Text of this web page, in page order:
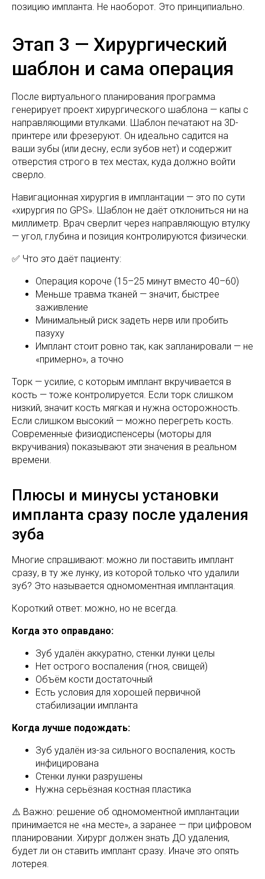
позицию импланта. Не наоборот. Это принципиально.
Этап 3 — Хирургический
шаблон и сама операция
После виртуального планирования программа
генерирует проект хирургического шаблона — капы с
направляющими втулками. Шаблон печатают на 3D-
принтере или фрезеруют. Он идеально садится на
ваши зубы (или десну, если зубов нет) и содержит
отверстия строго в тех местах, куда должно войти
сверло.
Навигационная хирургия в имплантации — это по сути
«хирургия по GPS». Шаблон не даёт отклониться ни на
миллиметр. Врач сверлит через направляющую втулку
— угол, глубина и позиция контролируются физически.
✅ Что это даёт пациенту:
Операция короче (15–25 минут вместо 40–60)
Меньше травма тканей — значит, быстрее
заживление
Минимальный риск задеть нерв или пробить
пазуху
Имплант стоит ровно так, как запланировали — не
«примерно», а точно
Торк — усилие, с которым имплант вкручивается в
кость — тоже контролируется. Если торк слишком
низкий, значит кость мягкая и нужна осторожность.
Если слишком высокий — можно перегреть кость.
Современные физиодиспенсеры (моторы для
вкручивания) показывают эти значения в реальном
времени.
Плюсы и минусы установки
импланта сразу после удаления
зуба
Многие спрашивают: можно ли поставить имплант
сразу, в ту же лунку, из которой только что удалили
зуб? Это называется одномоментная имплантация.
Короткий ответ: можно, но не всегда.
Когда это оправдано:
Зуб удалён аккуратно, стенки лунки целы
Нет острого воспаления (гноя, свищей)
Объём кости достаточный
Есть условия для хорошей первичной
стабилизации импланта
Когда лучше подождать:
Зуб удалён из-за сильного воспаления, кость
инфицирована
Стенки лунки разрушены
Нужна серьёзная костная пластика
⚠️ Важно: решение об одномоментной имплантации
принимается не «на месте», а заранее — при цифровом
планировании. Хирург должен знать ДО удаления,
будет ли он ставить имплант сразу. Иначе это опять
лотерея.